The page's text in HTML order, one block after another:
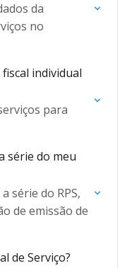
da
no
individual
para
série do meu
série do RPS,
de emissão de
de Serviço?